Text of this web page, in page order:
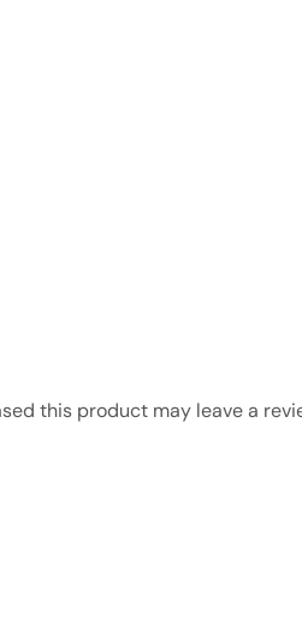
this product may leave a